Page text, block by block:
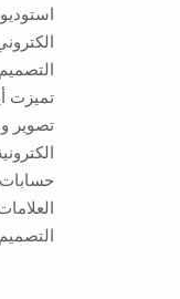
تميزت
تصوير